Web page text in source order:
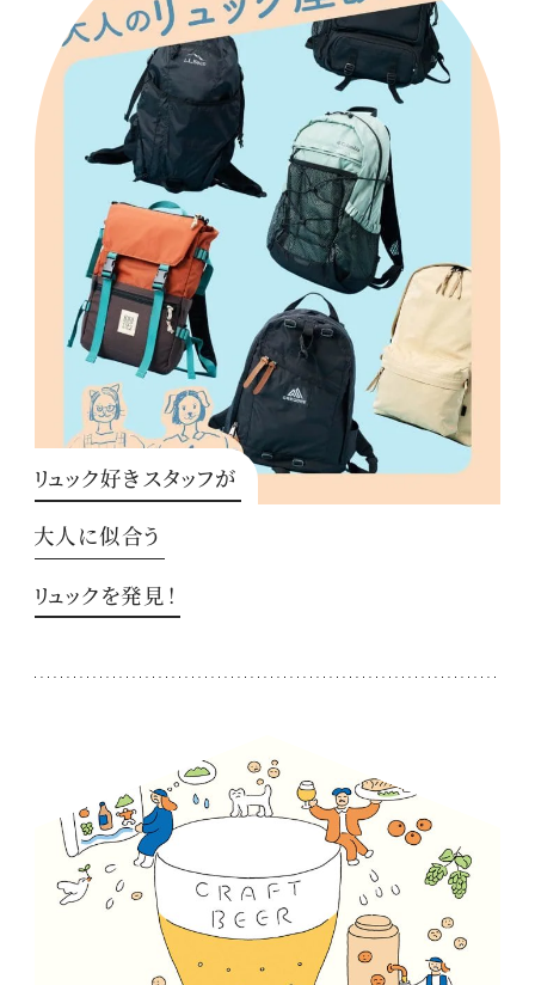
リュック好きスタッフが
大人に似合う
リュックを発見！